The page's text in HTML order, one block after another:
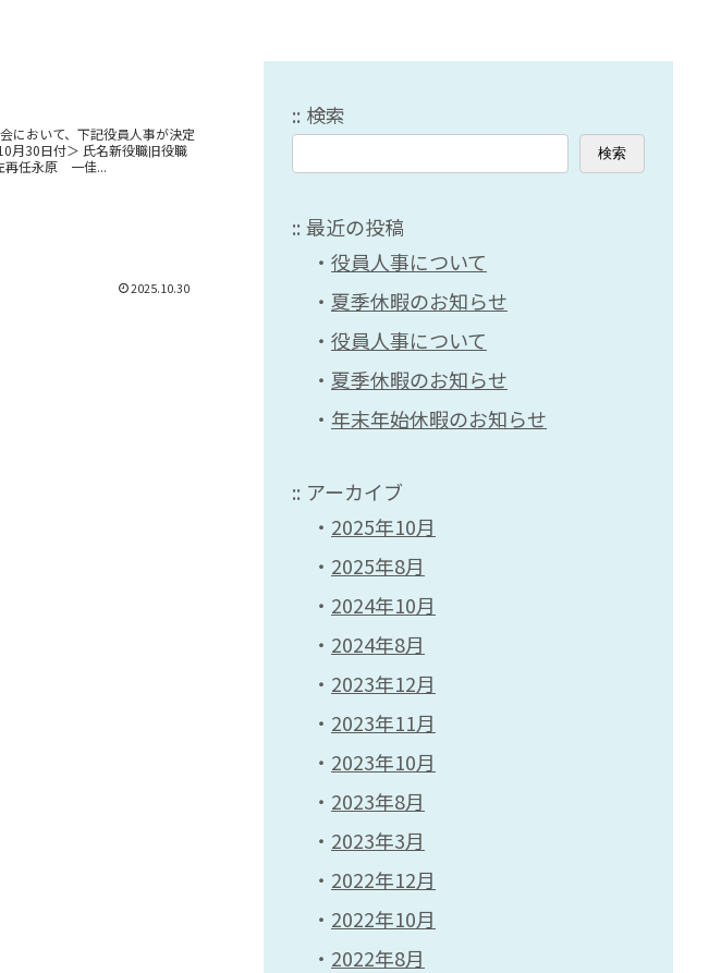
において、下記役員人事が決定
月30日付＞ 氏名新役職旧役職
再任永原 一佳...
2025.10.30
検索
検索
最近の投稿
役員人事について
夏季休暇のお知らせ
役員人事について
夏季休暇のお知らせ
年末年始休暇のお知らせ
アーカイブ
2025年10月
2025年8月
2024年10月
2024年8月
2023年12月
2023年11月
2023年10月
2023年8月
2023年3月
2022年12月
2022年10月
2022年8月